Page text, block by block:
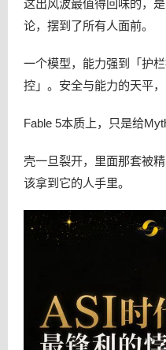
这出风波最值得回味的，
论，摆到了所有人面前。
一个模型，能力强到「护
控」。安全与能力的天平
Fable 5本质上，只是给
壳一旦裂开，里面那套被
该拿到它的人手里。